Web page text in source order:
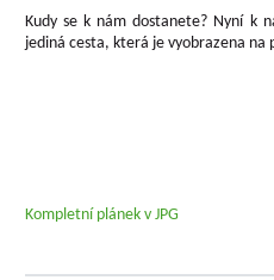
Kudy se k nám dostanete? Nyní k
jediná cesta, která je vyobrazena na
Kompletní plánek v JPG